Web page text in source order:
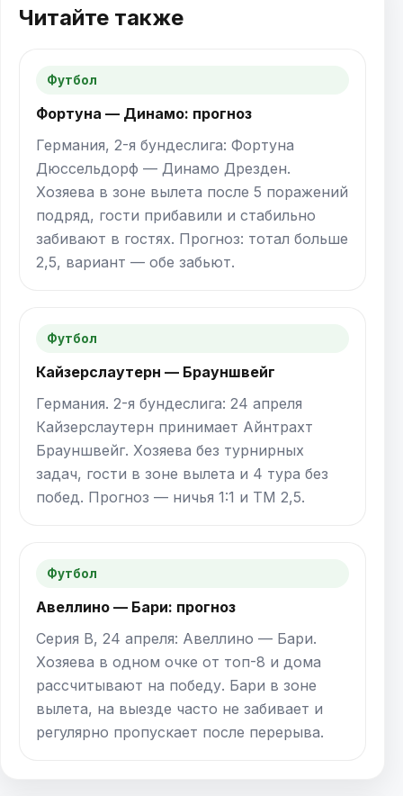
Читайте также
Футбол
Фортуна — Динамо: прогноз
Германия, 2-я бундеслига: Фортуна
Дюссельдорф — Динамо Дрезден.
Хозяева в зоне вылета после 5 поражений
подряд, гости прибавили и стабильно
забивают в гостях. Прогноз: тотал больше
2,5, вариант — обе забьют.
Футбол
Кайзерслаутерн — Брауншвейг
Германия. 2-я бундеслига: 24 апреля
Кайзерслаутерн принимает Айнтрахт
Брауншвейг. Хозяева без турнирных
задач, гости в зоне вылета и 4 тура без
побед. Прогноз — ничья 1:1 и ТМ 2,5.
Футбол
Авеллино — Бари: прогноз
Серия B, 24 апреля: Авеллино — Бари.
Хозяева в одном очке от топ-8 и дома
рассчитывают на победу. Бари в зоне
вылета, на выезде часто не забивает и
регулярно пропускает после перерыва.